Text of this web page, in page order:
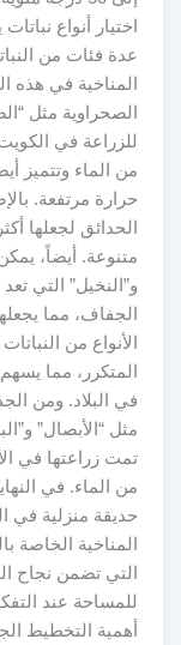
اختيار أنواع
عدة فئات من
المناخية في هذه
الصحراوية مثل
للزراعة في
من الماء وتتميز
حرارة مرتفعة.
الحدائق لجعلها
متنوعة. أيضاً،
و”النخيل” التي
الجفاف، مما
الأنواع من
المتكرر، مما
في البلاد. ومن
مثل “الأبصال”
تمت زراعتها في
من الماء. في
حديقة منزلية في
المناخية الخاصة
التي تضمن نجاح
للمساحة عند
أهمية التخطيط